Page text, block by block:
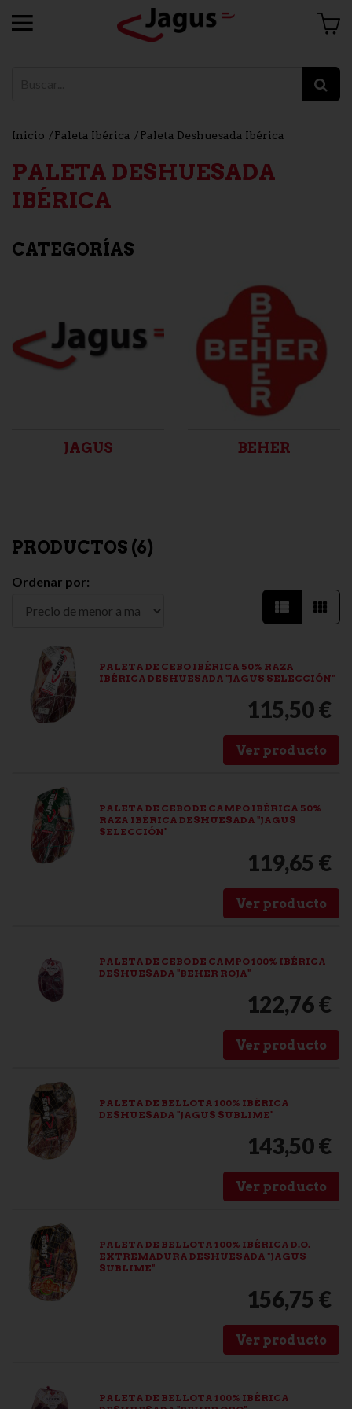
Inicio Paleta Ibérica Paleta Deshuesada Ibérica
PALETA DESHUESADA
IBÉRICA
CATEGORÍAS
JAGUS BEHER
PRODUCTOS (6)
Ordenar por:
PALETA DE CEBO IBÉRICA 50% RAZA
IBÉRICA DESHUESADA "JAGUS SELECCIÓN"
115,50 €
Ver producto
PALETA DE CEBO DE CAMPO IBÉRICA 50%
RAZA IBÉRICA DESHUESADA "JAGUS
SELECCIÓN"
119,65 €
Ver producto
PALETA DE CEBO DE CAMPO 100% IBÉRICA
DESHUESADA "BEHER ROJA"
122,76 €
Ver producto
PALETA DE BELLOTA 100% IBÉRICA
DESHUESADA "JAGUS SUBLIME"
143,50 €
Ver producto
PALETA DE BELLOTA 100% IBÉRICA D.O.
EXTREMADURA DESHUESADA "JAGUS
SUBLIME"
156,75 €
Ver producto
PALETA DE BELLOTA 100% IBÉRICA